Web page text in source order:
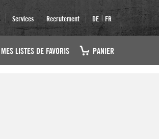
Services Recrutement DE | FR
MES LISTES DE FAVORIS PANIER